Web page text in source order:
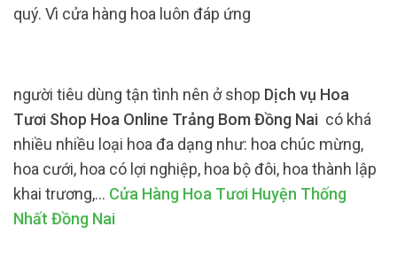
quý. Vì cửa hàng hoa luôn đáp ứng
người tiêu dùng tận tình nên ở shop Dịch vụ Hoa
Tươi Shop Hoa Online Trảng Bom Đồng Nai có khá
nhiều nhiều loại hoa đa dạng như: hoa chúc mừng,
hoa cưới, hoa có lợi nghiệp, hoa bộ đôi, hoa thành lập
khai trương,… Cửa Hàng Hoa Tươi Huyện Thống
Nhất Đồng Nai